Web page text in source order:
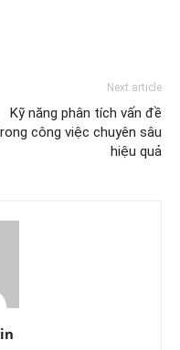
Next article
Kỹ năng phân tích vấn đề
công việc chuyên sâu
hiệu quả